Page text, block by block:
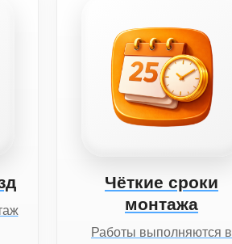
Чёткие сроки
монтажа
Работы выполняются в